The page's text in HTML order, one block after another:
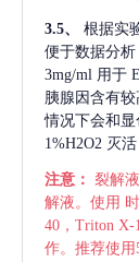
3.5、 根据实
便于数据分
3mg/ml 用于
胰腺因含有
情况下会和
1%H2O2 灭
注意： 裂解
解液。使用
40，Triton X-
作。推荐使用